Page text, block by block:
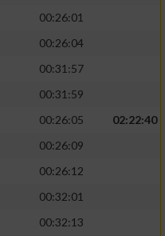
00:26:01
00:26:04
00:31:57
00:31:59
00:26:05
02:22:40
00:26:09
00:26:12
00:32:01
00:32:13